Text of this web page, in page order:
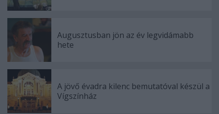
Augusztusban jön az év legvidámabb
hete
A jövő évadra kilenc bemutatóval készül a
Vígszínház